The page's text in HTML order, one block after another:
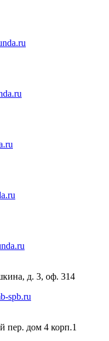
д. 3, оф. 314
spb.ru
пер. дом 4 корп.1